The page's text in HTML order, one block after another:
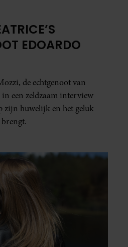
EDOARDO
de echtgenoot van
in een zeldzaam interview
zijn huwelijk en het geluk